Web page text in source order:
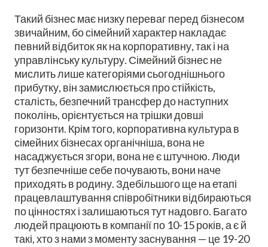
Такий бізнес має низку переваг перед бізнесом
звичайним, бо сімейний характер накладає
певний відбиток як на корпоративну, так і на
управлінську культуру. Сімейний бізнес не
мислить лише категоріями сьогоднішнього
прибутку, він замислюється про стійкість,
сталість, безпечний трансфер до наступних
поколінь, орієнтується на трішки довші
горизонти. Крім того, корпоративна культура в
сімейних бізнесах органічніша, вона не
насаджується згори, вона не є штучною. Люди
тут безпечніше себе почувають, вони наче
приходять в родину. Здебільшого ще на етапі
працевлаштування співробітники відбираються
по цінностях і залишаються тут надовго. Багато
людей працюють в компанії по 10-15 років, а є й
такі, хто з нами з моменту заснування — це 19-20